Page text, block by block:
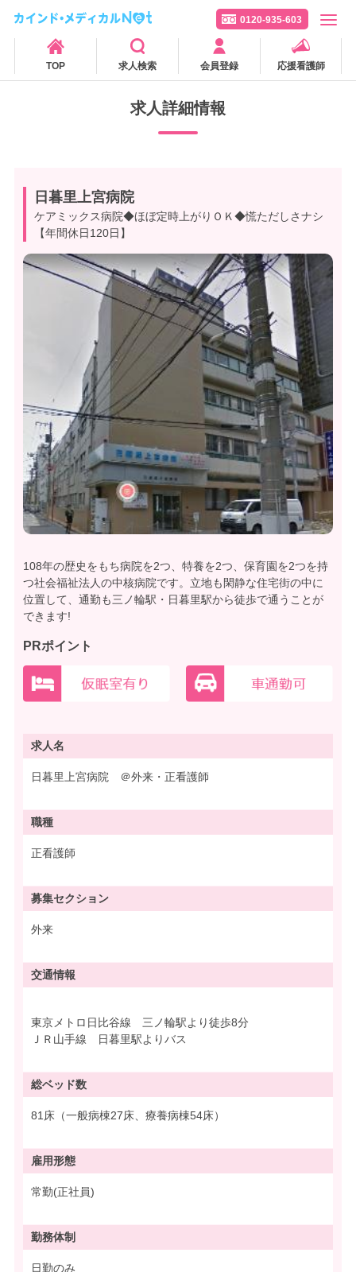
0120-935-603
TOP 求人検索 会員登録 応援看護師
求人詳細情報
日暮里上宮病院
ケアミックス病院◆ほぼ定時上がりＯＫ◆慌ただしさナシ
【年間休日120日】
108年の歴史をもち病院を2つ、特養を2つ、保育園を2つを持
つ社会福祉法人の中核病院です。立地も閑静な住宅街の中に
位置して、通勤も三ノ輪駅・日暮里駅から徒歩で通うことが
できます!
PRポイント
求人名
日暮里上宮病院 ＠外来・正看護師
職種
正看護師
募集セクション
外来
交通情報
東京メトロ日比谷線 三ノ輪駅より徒歩8分
ＪＲ山手線 日暮里駅よりバス
総ベッド数
81床（一般病棟27床、療養病棟54床）
雇用形態
常勤(正社員)
勤務体制
日勤のみ